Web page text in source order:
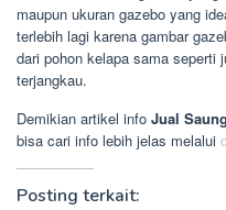
maupun ukuran gazebo yang
terlebih lagi karena gambar
dari pohon kelapa sama seperti
terjangkau.
Demikian artikel info Jual
bisa cari info lebih jelas melalui
Posting terkait: